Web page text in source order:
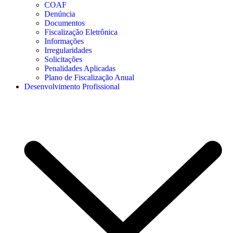
COAF
Denúncia
Documentos
Fiscalização Eletrônica
Informações
Irregularidades
Solicitações
Penalidades Aplicadas
Plano de Fiscalização Anual
Desenvolvimento Profissional